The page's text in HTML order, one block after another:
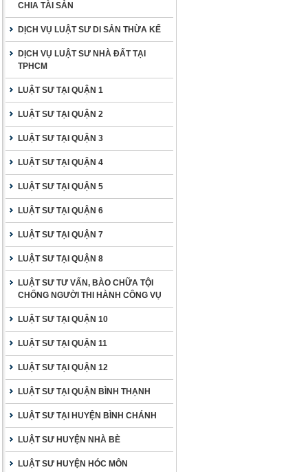
CHIA TÀI SẢN
DỊCH VỤ LUẬT SƯ DI SẢN THỪA KẾ
DỊCH VỤ LUẬT SƯ NHÀ ĐẤT TẠI
TPHCM
LUẬT SƯ TẠI QUẬN 1
LUẬT SƯ TẠI QUẬN 2
LUẬT SƯ TẠI QUẬN 3
LUẬT SƯ TẠI QUẬN 4
LUẬT SƯ TẠI QUẬN 5
LUẬT SƯ TẠI QUẬN 6
LUẬT SƯ TẠI QUẬN 7
LUẬT SƯ TẠI QUẬN 8
LUẬT SƯ TƯ VẤN, BÀO CHỮA TỘI
CHỐNG NGƯỜI THI HÀNH CÔNG VỤ
LUẬT SƯ TẠI QUẬN 10
LUẬT SƯ TẠI QUẬN 11
LUẬT SƯ TẠI QUẬN 12
LUẬT SƯ TẠI QUẬN BÌNH THẠNH
LUẬT SƯ TẠI HUYỆN BÌNH CHÁNH
LUẬT SƯ HUYỆN NHÀ BÈ
LUẬT SƯ HUYỆN HÓC MÔN